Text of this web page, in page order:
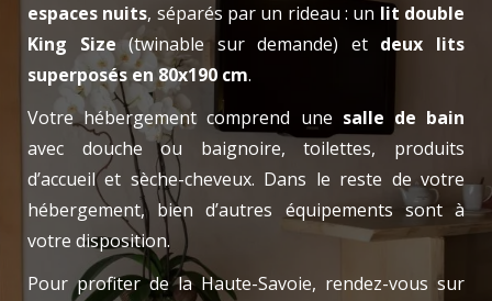
espaces nuits, séparés par un rideau : un lit double
King Size (twinable sur demande) et deux lits
superposés en 80x190 cm.
Votre hébergement comprend une salle de bain
avec douche ou baignoire, toilettes, produits
d’accueil et sèche-cheveux. Dans le reste de votre
hébergement, bien d’autres équipements sont à
votre disposition.
Pour profiter de la Haute-Savoie, rendez-vous sur